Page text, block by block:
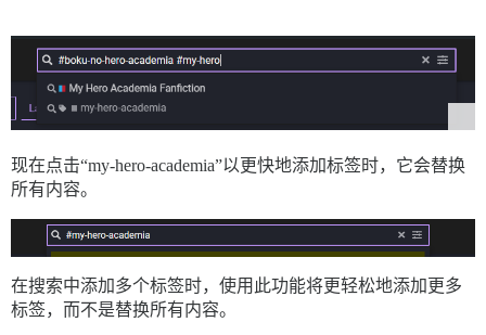
现在点击“my-hero-academia”以更快地添加标签时，它会替换
所有内容。
在搜索中添加多个标签时，使用此功能将更轻松地添加更多
标签，而不是替换所有内容。